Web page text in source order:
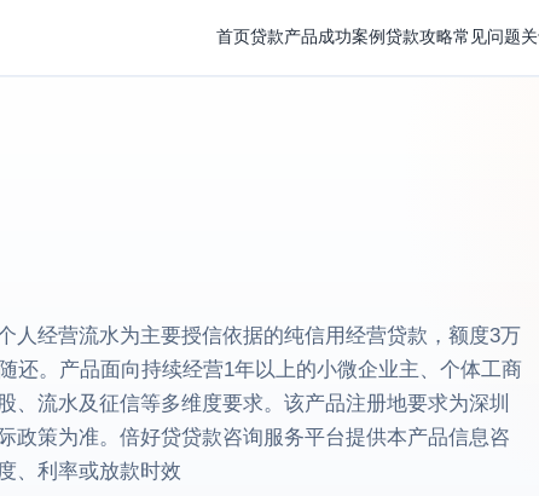
首页贷款产品成功案例 贷款攻略常见问题
人经营流水为主要授信依据的纯信用经营贷款，额度3万
还。产品面向持续经营1年以上的小微企业主、个体工商
、流水及征信等多维度要求。该产品注册地要求为深圳
政策为准。倍好贷贷款咨询服务平台提供本产品信息咨
、利率或放款时效